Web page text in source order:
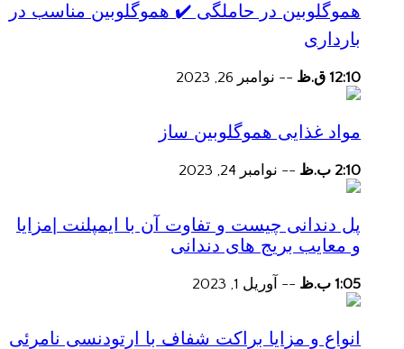
هموگلوبین در حاملگی ✔️ هموگلوبین مناسب در
بارداری
12:10 ق.ظ -- نوامبر 26, 2023
مواد غذایی هموگلوبین ساز
2:10 ب.ظ -- نوامبر 24, 2023
پل دندانی چیست و تفاوت آن با ایمپلنت |مزایا
و معایب بریج های دندانی
1:05 ب.ظ -- آوریل 1, 2023
انواع و مزایا براکت شفاف با ارتودنسی نامرئی